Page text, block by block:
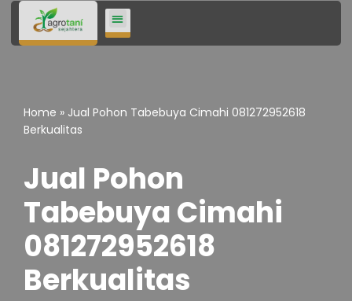
Lompat
Home » Jual Pohon Tabebuya Cimahi 081272952618
Berkualitas
Jual Pohon
Tabebuya Cimahi
081272952618
Berkualitas